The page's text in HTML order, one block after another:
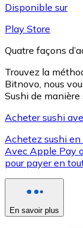
XRP
XRP
Voir toutes
Disponible sur
Play Store
Quatre façons
Trouvez la
Bitnovo, nous
Sushi de manière
Acheter sushi
Achetez sushi en
Avec Apple Pay
pour payer en
En savoir plus